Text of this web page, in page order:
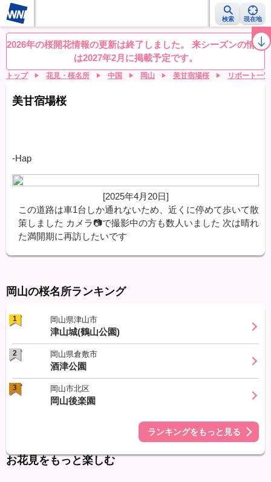
検索 現在地
桜レーダー 名所ランキング 桜開花予想NEWS お花見動画 目的別
2026年の桜開花情報の更新は終了しました。 来シーズンの情報
は2027年2月に掲載予定です。
トップ 花見・桜名所 中国 岡山 美甘宿場桜 リポート一覧
美甘宿場桜
-Hap
[2025年4月20日]
この道路は車1台しか通れないため、近くに停めて歩いて散
策しました カメラ📷️で撮影中の方も数人いました 次は晴れ
た満開期に再訪したいです
岡山の桜名所ランキング
1 岡山県津山市
津山城(鶴山公園)
2 岡山県倉敷市
酒津公園
3 岡山市北区
岡山後楽園
ランキングをもっと見る
お花見をもっと楽しむ